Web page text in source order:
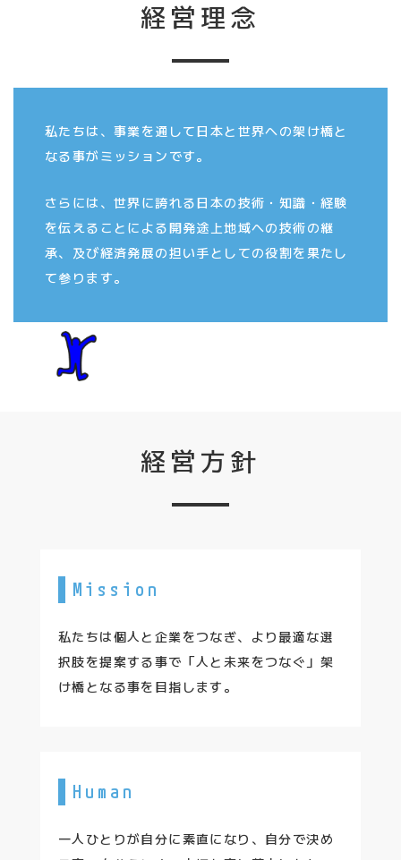
経営理念
私たちは、事業を通して日本と世界への架け橋と
なる事がミッションです。
さらには、世界に誇れる日本の技術・知識・経験
を伝えることによる開発途上地域への技術の継
承、 及び経済発展の担い手としての役割を果たし
て参ります。
経営方針
Mission
私たちは個人と企業をつなぎ、より最適な選
択肢を提案する事で「人と未来をつなぐ」架
け橋となる事を目指します。
Human
一人ひとりが自分に素直になり、自分で決め